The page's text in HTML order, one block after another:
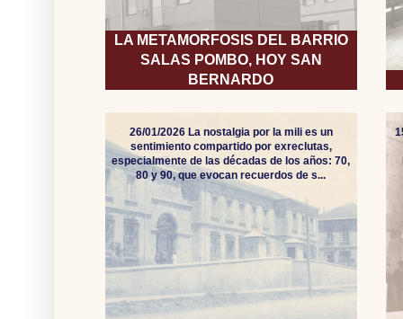
LA METAMORFOSIS DEL BARRIO
SALAS POMBO, HOY SAN
BERNARDO
26/01/2026 La nostalgia por la mili es un
sentimiento compartido por exreclutas,
especialmente de las décadas de los años: 70,
80 y 90, que evocan recuerdos de s...